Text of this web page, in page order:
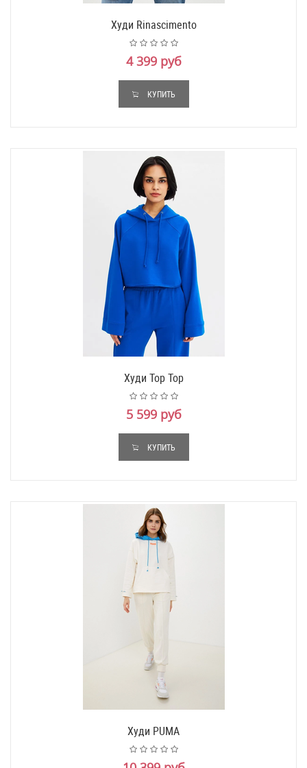
Худи Rinascimento
4 399 руб
КУПИТЬ
Худи Top Top
5 599 руб
КУПИТЬ
Худи PUMA